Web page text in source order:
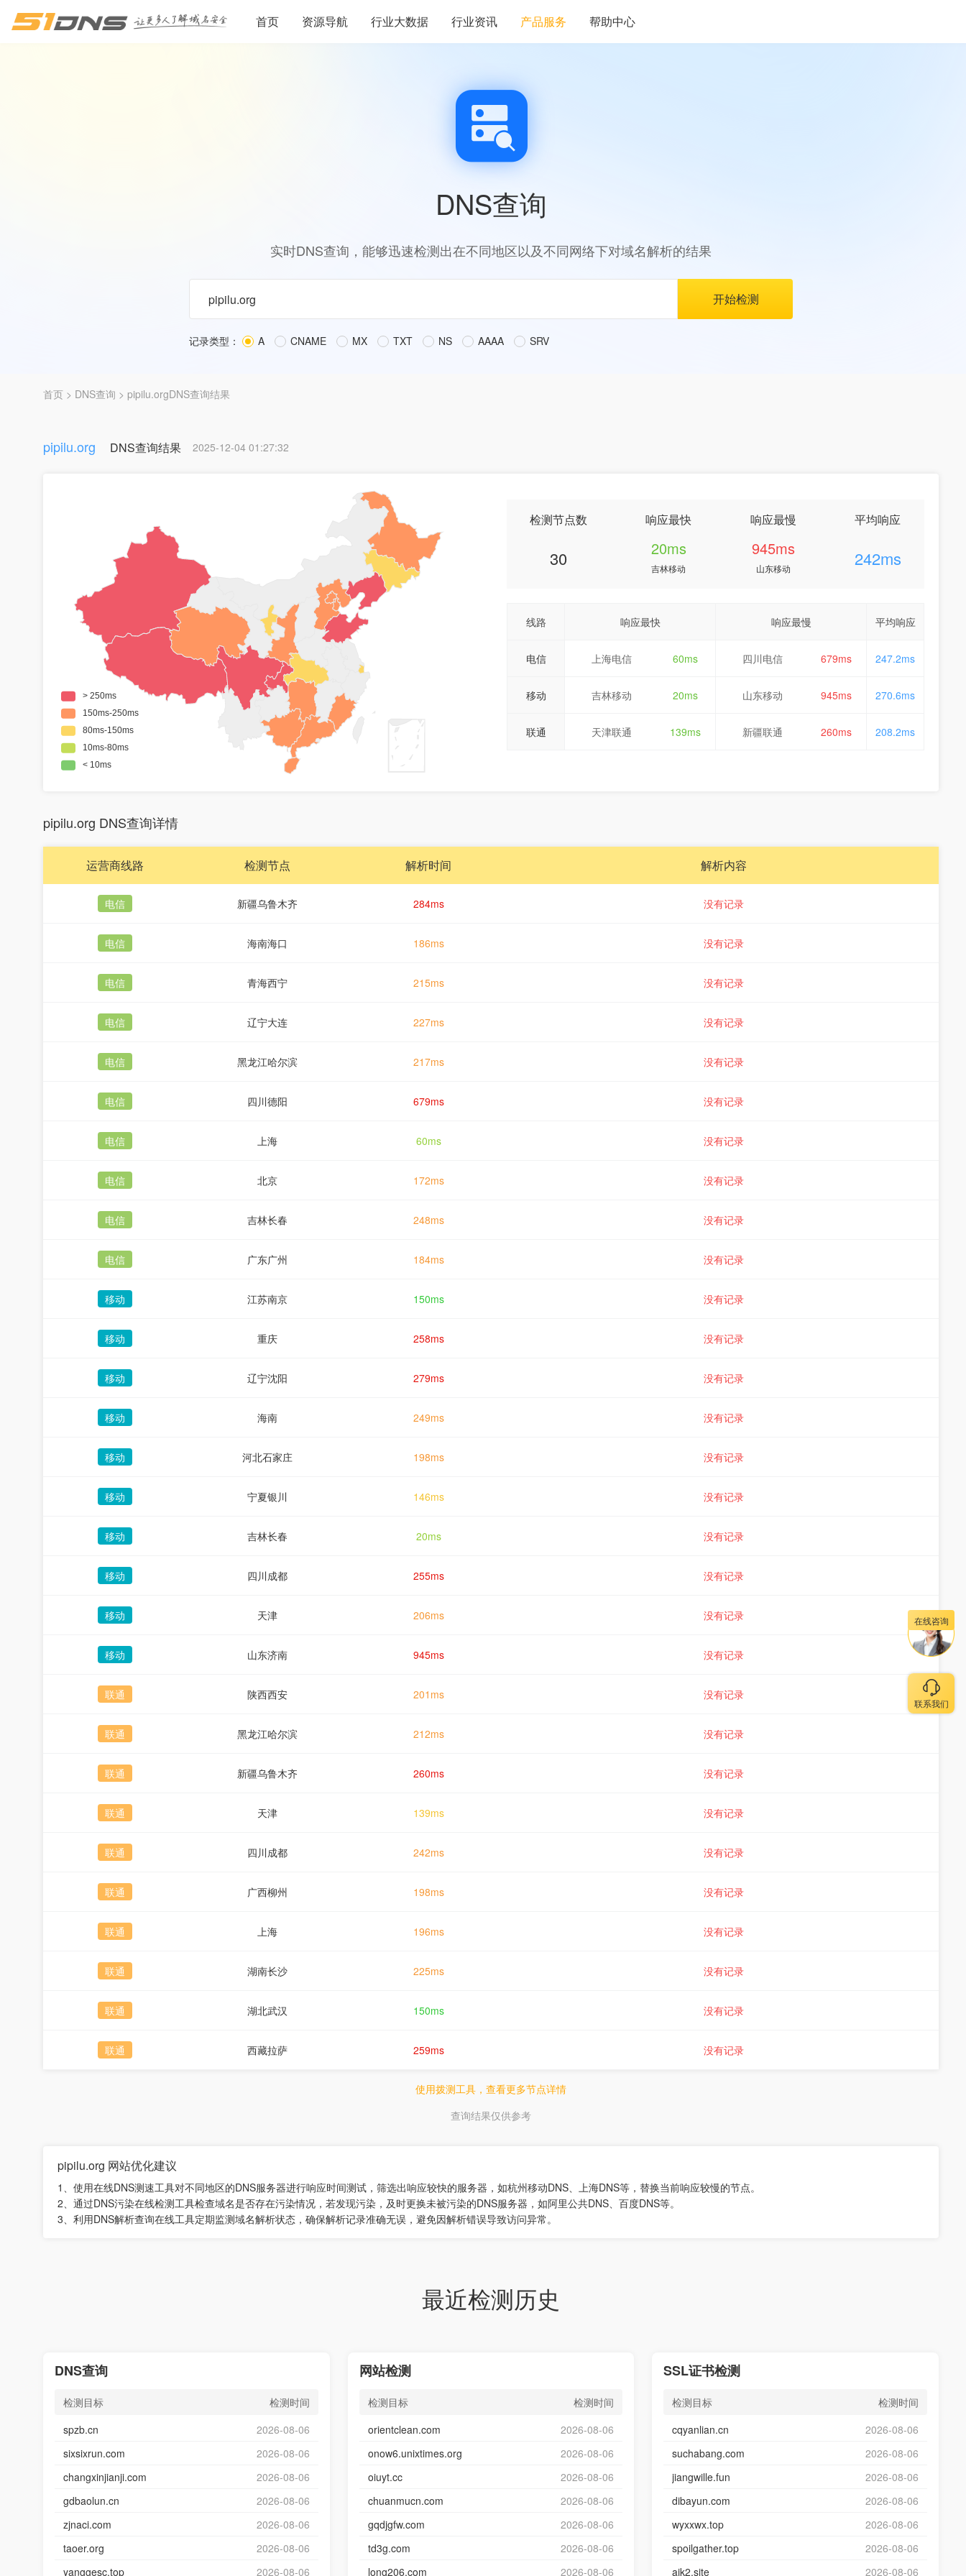
首页 资源导航 行业大数据 行业资讯 产品服务 帮助中心
DNS查询
实时DNS查询，能够迅速检测出在不同地区以及不同网络下对域名解析的结果
记录类型： A CNAME MX TXT NS AAAA SRV
首页 > DNS查询 > pipilu.orgDNS查询结果
pipilu.org DNS查询结果 2025-12-04 01:27:32
检测节点数
30
响应最快
20ms
吉林移动
响应最慢
945ms
山东移动
平均响应
242ms
线路 响应最快 响应最慢 平均响应
电信 上海电信 60ms 四川电信 679ms 247.2ms
移动 吉林移动 20ms 山东移动 945ms 270.6ms
联通 天津联通 139ms 新疆联通 260ms 208.2ms
pipilu.org DNS查询详情
运营商线路 检测节点 解析时间 解析内容
电信 新疆乌鲁木齐 284ms 没有记录
电信 海南海口 186ms 没有记录
电信 青海西宁 215ms 没有记录
电信 辽宁大连 227ms 没有记录
电信 黑龙江哈尔滨 217ms 没有记录
电信 四川德阳 679ms 没有记录
电信 上海 60ms 没有记录
电信 北京 172ms 没有记录
电信 吉林长春 248ms 没有记录
电信 广东广州 184ms 没有记录
移动 江苏南京 150ms 没有记录
移动 重庆 258ms 没有记录
移动 辽宁沈阳 279ms 没有记录
移动 海南 249ms 没有记录
移动 河北石家庄 198ms 没有记录
移动 宁夏银川 146ms 没有记录
移动 吉林长春 20ms 没有记录
移动 四川成都 255ms 没有记录
移动 天津 206ms 没有记录
移动 山东济南 945ms 没有记录
联通 陕西西安 201ms 没有记录
联通 黑龙江哈尔滨 212ms 没有记录
联通 新疆乌鲁木齐 260ms 没有记录
联通 天津 139ms 没有记录
联通 四川成都 242ms 没有记录
联通 广西柳州 198ms 没有记录
联通 上海 196ms 没有记录
联通 湖南长沙 225ms 没有记录
联通 湖北武汉 150ms 没有记录
联通 西藏拉萨 259ms 没有记录
使用拨测工具，查看更多节点详情
查询结果仅供参考
pipilu.org 网站优化建议
1、使用在线DNS测速工具对不同地区的DNS服务器进行响应时间测试，筛选出响应较快的服务器，如杭州移动DNS、上海DNS等，替换当前响应较慢的节点。
2、通过DNS污染在线检测工具检查域名是否存在污染情况，若发现污染，及时更换未被污染的DNS服务器，如阿里公共DNS、百度DNS等。
3、利用DNS解析查询在线工具定期监测域名解析状态，确保解析记录准确无误，避免因解析错误导致访问异常。
最近检测历史
DNS查询
检测目标
检测时间
spzb.cn
2026-08-06
sixsixrun.com
2026-08-06
changxinjianji.com
2026-08-06
gdbaolun.cn
2026-08-06
zjnaci.com
2026-08-06
taoer.org
2026-08-06
yanggesc.top
2026-08-06
网站检测
检测目标
检测时间
orientclean.com
2026-08-06
onow6.unixtimes.org
2026-08-06
oiuyt.cc
2026-08-06
chuanmucn.com
2026-08-06
gqdjgfw.com
2026-08-06
td3g.com
2026-08-06
long206.com
2026-08-06
SSL证书检测
检测目标
检测时间
cqyanlian.cn
2026-08-06
suchabang.com
2026-08-06
jiangwille.fun
2026-08-06
dibayun.com
2026-08-06
wyxxwx.top
2026-08-06
spoilgather.top
2026-08-06
aik2.site
2026-08-06
在线咨询
联系我们